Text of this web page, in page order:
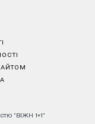
"ВІЖН 1+1"